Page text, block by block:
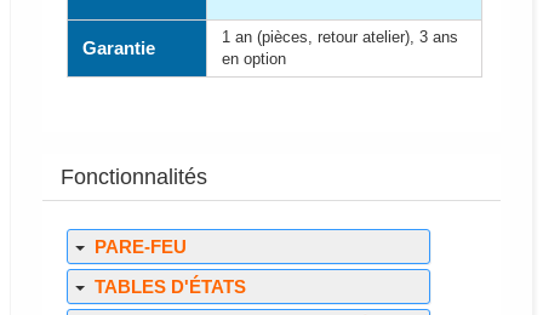
Garantie
1 an (pièces, retour atelier), 3 ans
en option
Fonctionnalités
PARE-FEU
TABLES D'ÉTATS